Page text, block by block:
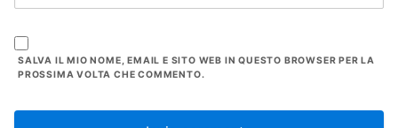
SALVA IL MIO NOME, EMAIL E SITO WEB IN QUESTO BROWSER PER LA
PROSSIMA VOLTA CHE COMMENTO.